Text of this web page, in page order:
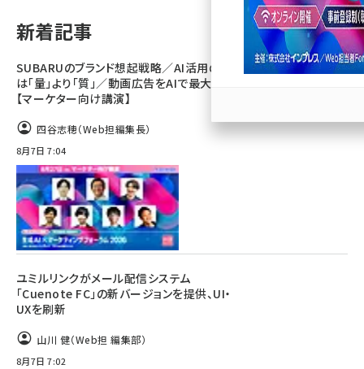
llmo (1163)
新着記事
SUBARUのブランド想起戦略／AI活用のカギ
は「量」より「質」／動画広告をAIで最大化
【マーケター向け講演】
四谷志穂（Web担編集長）
8月7日 7:04
ユミルリンクがメール配信システム
「Cuenote FC」の新バージョンを提供、UI・
UXを刷新
山川 健（Web担 編集部）
8月7日 7:02